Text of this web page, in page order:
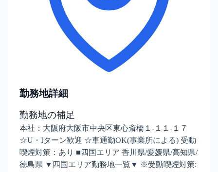
勤務地詳細
勤務地の補足
本社：大阪府大阪市中央区東心斎橋１-１１-１７
☆U・Iターン歓迎 ☆車通勤OK(事業所による) 受動
喫煙対策：あり ■四国エリア 香川県/愛媛県/高知県/
徳島県 ▼四国エリア勤務地一覧▼ ※受動喫煙対策: